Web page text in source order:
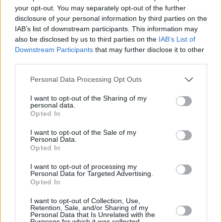
your opt-out. You may separately opt-out of the further
disclosure of your personal information by third parties on the
IAB’s list of downstream participants. This information may
also be disclosed by us to third parties on the IAB’s List of
Downstream Participants that may further disclose it to other
Please note that this website/app uses one or more Google
not limited to your visit or usage behaviour. You may click to
grant or deny consent to Google and its third-party tags to
use your data for below specified purposes in below Google
consent section.
Personal Data Processing Opt Outs
I want to opt-out of the Sharing of my
personal data.
Opted In
I want to opt-out of the Sale of my
Personal Data.
Opted In
I want to opt-out of processing my
Personal Data for Targeted Advertising.
Opted In
I want to opt-out of Collection, Use,
Retention, Sale, and/or Sharing of my
Personal Data that Is Unrelated with the
Τα έργα που βρίσκονται σε εξέλιξη